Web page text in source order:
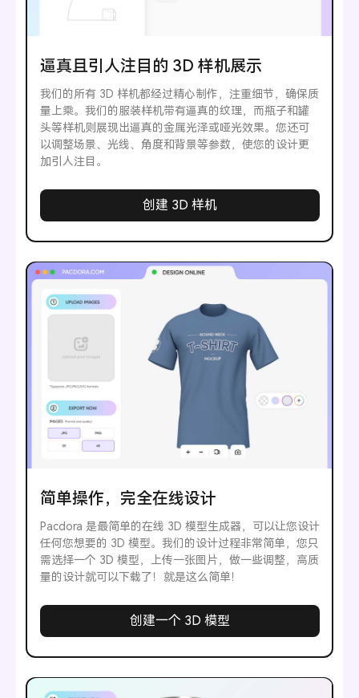
逼真且引人注目的 3D 样机展示
我们的所有 3D 样机都经过精心制作，注重细节，确保质
量上乘。我们的服装样机带有逼真的纹理，而瓶子和罐
头等样机则展现出逼真的金属光泽或哑光效果。您还可
以调整场景、光线、角度和背景等参数，使您的设计更
加引人注目。
创建 3D 样机
简单操作，完全在线设计
Pacdora 是最简单的在线 3D 模型生成器，可以让您设计
任何您想要的 3D 模型。我们的设计过程非常简单，您只
需选择一个 3D 模型，上传一张图片，做一些调整，高质
量的设计就可以下载了！就是这么简单！
创建一个 3D 模型